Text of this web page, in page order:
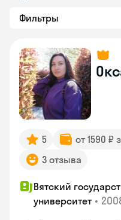
Фильтры
5 от 1590 ₽
3 отзыва
Вятский
университет •